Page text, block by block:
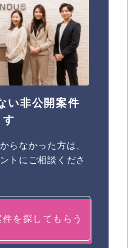
い非公開案件
らなかった方は、
トにご相談くださ
を探してもらう